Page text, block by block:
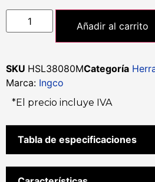
Añadir al carrito
SKU HSL38080MCategoría
Marca: Ingco
*El precio incluye IVA
Tabla de especificaciones